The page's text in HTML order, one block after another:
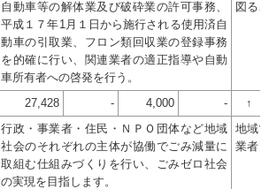
自動車等の解体業及び破砕業の許可事務、
平成１７年1月１日から施行される使用済自
動車の引取業、フロン類回収業の登録事務
を的確に行い、関連業者の適正指導や自動
車所有者への啓発を行う。
図る
27,428 - 4,000 - ↑
行政・事業者・住民・ＮＰＯ団体など地域
社会のそれぞれの主体が協働でごみ減量に
取組む仕組みづくりを行い、ごみゼロ社会
の実現を目指します。
地域
業者